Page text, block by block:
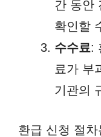
간 동안
확인할
수수료:
료가 부
기관의
환급 신청 절차